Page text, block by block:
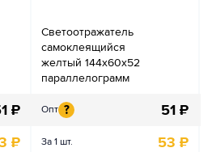
₽
₽
Светоотражатель
самоклеящийся
желтый 144х60х52
параллелограмм
Опт ? 51 ₽
За 1 шт. 53 ₽